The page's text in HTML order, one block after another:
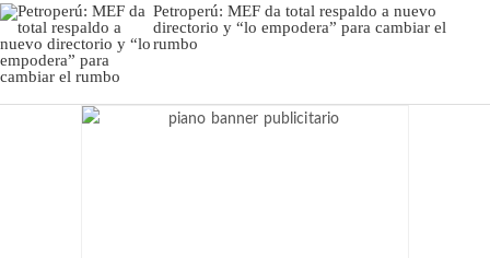
Petroperú: MEF da total respaldo a nuevo
directorio y “lo empodera” para cambiar el
rumbo